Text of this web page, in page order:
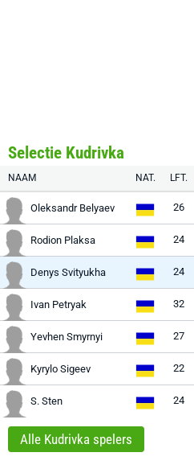
Selectie Kudrivka
NAAM NAT. LFT.
Oleksandr Belyaev 26
Rodion Plaksa 24
Denys Svityukha 24
Ivan Petryak 32
Yevhen Smyrnyi 27
Kyrylo Sigeev 22
S. Sten 24
Alle Kudrivka spelers